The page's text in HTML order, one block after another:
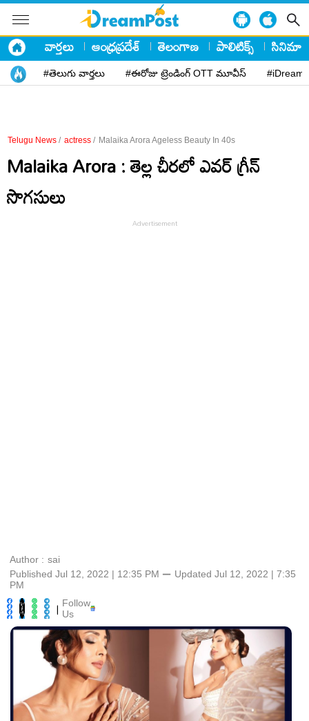
వార్తలు ఆంధ్రప్రదేశ్ తెలంగాణ పాలిటిక్స్ సినిమా
#తెలుగు వార్తలు #ఈరోజు ట్రెండింగ్ OTT మూవీస్
Telugu News / actress / Malaika Arora Ageless Beauty In 40s
Malaika Arora : తెల్ల చీరలో ఎవ‌ర్ గ్రీన్
సొగసులు
Author : sai
Published Jul 12, 2022 | 12:35 PM ⚊ Updated Jul 12, 2022 | 7:35
PM
| Follow
Us